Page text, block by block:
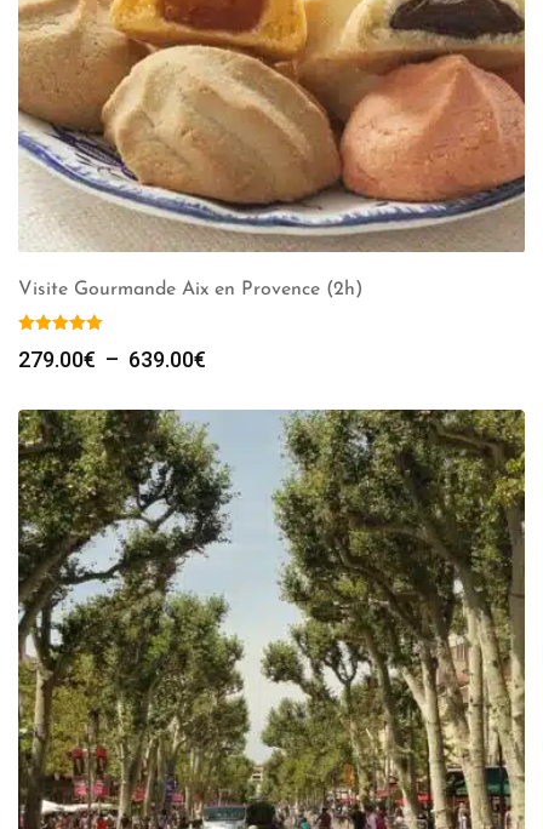
Visite Gourmande Aix en Provence (2h)
279.00€ – 639.00€
prix :
279.00€
à
639.00€